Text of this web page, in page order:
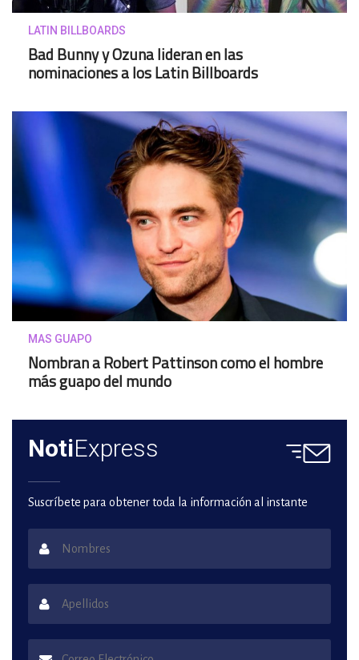
LATIN BILLBOARDS
Bad Bunny y Ozuna lideran en las
nominaciones a los Latin Billboards
MAS GUAPO
Nombran a Robert Pattinson como el hombre
más guapo del mundo
NotiExpress
Suscríbete para obtener toda la información al instante